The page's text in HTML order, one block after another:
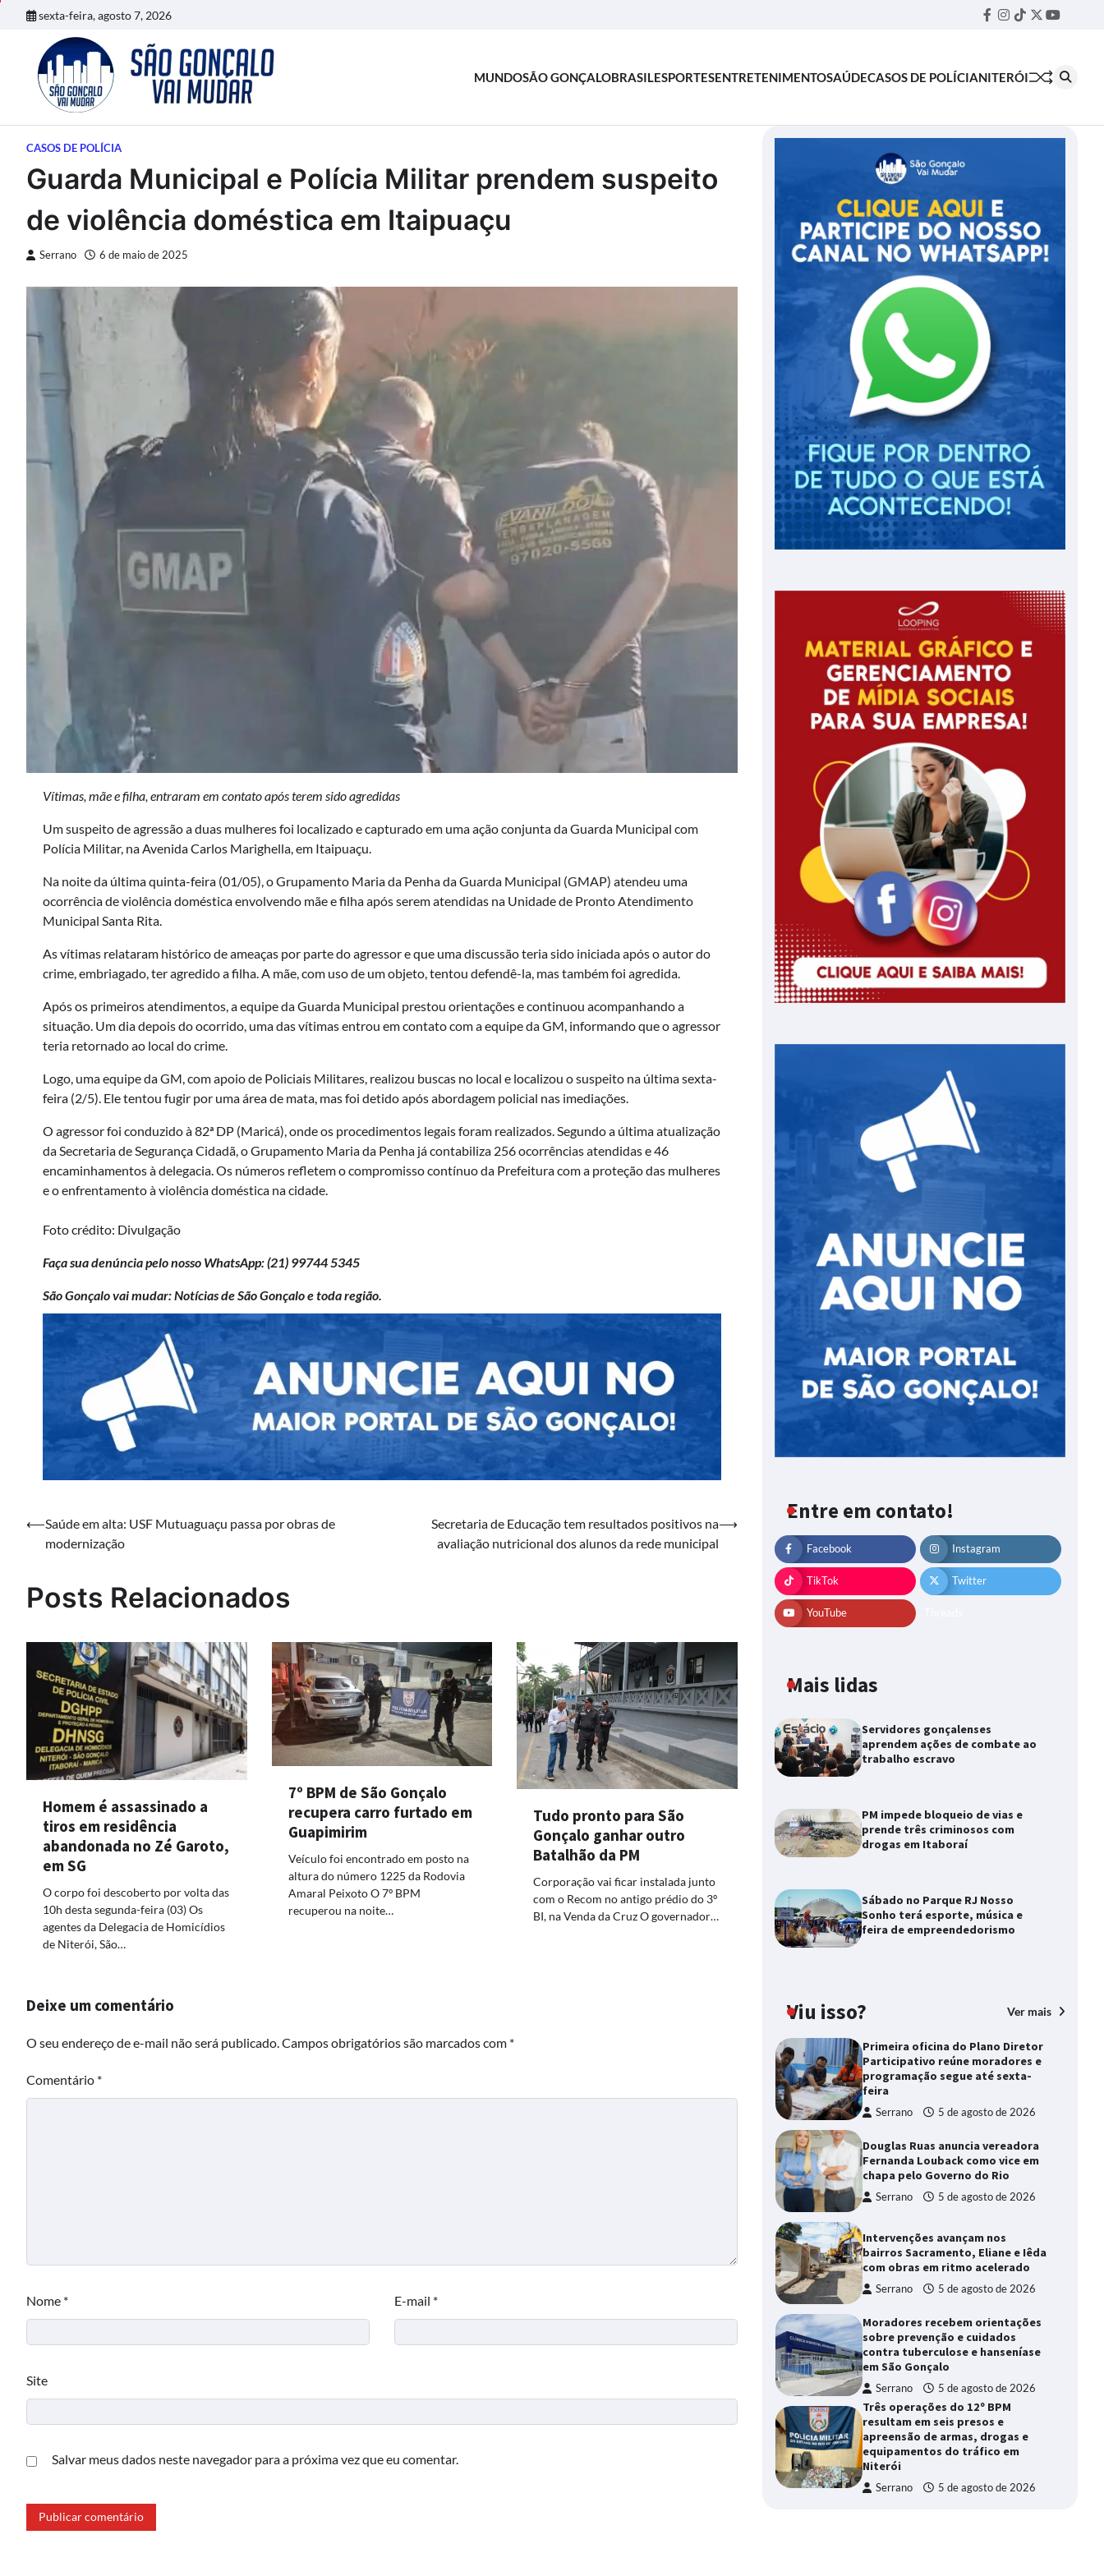
sexta-feira, agosto 7, 2026 Facebook
Instagram
TikTok
TwitterYouTube
MUNDOSÃO GONÇALOBRASILESPORTESENTRETENIMENTOSAÚDECASOS DE POLÍCIANITERÓI
CASOS DE POLÍCIA
Guarda Municipal e Polícia Militar prendem suspeito
de violência doméstica em Itaipuaçu
Serrano 6 de maio de 2025
Vítimas, mãe e filha, entraram em contato após terem sido agredidas
Um suspeito de agressão a duas mulheres foi localizado e capturado em uma ação conjunta da Guarda Municipal com
Polícia Militar, na Avenida Carlos Marighella, em Itaipuaçu.
Na noite da última quinta-feira (01/05), o Grupamento Maria da Penha da Guarda Municipal (GMAP) atendeu uma
ocorrência de violência doméstica envolvendo mãe e filha após serem atendidas na Unidade de Pronto Atendimento
Municipal Santa Rita.
As vítimas relataram histórico de ameaças por parte do agressor e que uma discussão teria sido iniciada após o autor do
crime, embriagado, ter agredido a filha. A mãe, com uso de um objeto, tentou defendê-la, mas também foi agredida.
Após os primeiros atendimentos, a equipe da Guarda Municipal prestou orientações e continuou acompanhando a
situação. Um dia depois do ocorrido, uma das vítimas entrou em contato com a equipe da GM, informando que o agressor
teria retornado ao local do crime.
Logo, uma equipe da GM, com apoio de Policiais Militares, realizou buscas no local e localizou o suspeito na última sexta-
feira (2/5). Ele tentou fugir por uma área de mata, mas foi detido após abordagem policial nas imediações.
O agressor foi conduzido à 82ª DP (Maricá), onde os procedimentos legais foram realizados. Segundo a última atualização
da Secretaria de Segurança Cidadã, o Grupamento Maria da Penha já contabiliza 256 ocorrências atendidas e 46
encaminhamentos à delegacia. Os números refletem o compromisso contínuo da Prefeitura com a proteção das mulheres
e o enfrentamento à violência doméstica na cidade.
Foto crédito: Divulgação
Faça sua denúncia pelo nosso WhatsApp: (21) 99744 5345
São Gonçalo vai mudar: Notícias de São Gonçalo e toda região.
Navegação
⟵Saúde em alta: USF Mutuaguaçu passa por obras de
modernização
Secretaria de Educação tem resultados positivos na
avaliação nutricional dos alunos da rede municipal
⟶
Posts Relacionados
Homem é assassinado a
tiros em residência
abandonada no Zé Garoto,
em SG
O corpo foi descoberto por volta das
10h desta segunda-feira (03) Os
agentes da Delegacia de Homicídios
de Niterói, São…
7º BPM de São Gonçalo
recupera carro furtado em
Guapimirim
Veículo foi encontrado em posto na
altura do número 1225 da Rodovia
Amaral Peixoto O 7º BPM
recuperou na noite…
Tudo pronto para São
Gonçalo ganhar outro
Batalhão da PM
Corporação vai ficar instalada junto
com o Recom no antigo prédio do 3º
BI, na Venda da Cruz O governador…
Deixe um comentário
O seu endereço de e-mail não será publicado. Campos obrigatórios são marcados com *
Comentário *
Nome * E-mail *
Site
Salvar meus dados neste navegador para a próxima vez que eu comentar.
Entre em contato!
Facebook Instagram
TikTok Twitter
YouTube
Mais lidas
Servidores gonçalenses
aprendem ações de combate ao
trabalho escravo
PM impede bloqueio de vias e
prende três criminosos com
drogas em Itaboraí
Sábado no Parque RJ Nosso
Sonho terá esporte, música e
feira de empreendedorismo
Viu isso? Ver mais
Primeira oficina do Plano Diretor
Participativo reúne moradores e
programação segue até sexta-
feira
Serrano 5 de agosto de 2026
Douglas Ruas anuncia vereadora
Fernanda Louback como vice em
chapa pelo Governo do Rio
Serrano 5 de agosto de 2026
Intervenções avançam nos
bairros Sacramento, Eliane e Iêda
com obras em ritmo acelerado
Serrano 5 de agosto de 2026
Moradores recebem orientações
sobre prevenção e cuidados
contra tuberculose e hanseníase
em São Gonçalo
Serrano 5 de agosto de 2026
Três operações do 12º BPM
resultam em seis presos e
apreensão de armas, drogas e
equipamentos do tráfico em
Niterói
Serrano 5 de agosto de 2026